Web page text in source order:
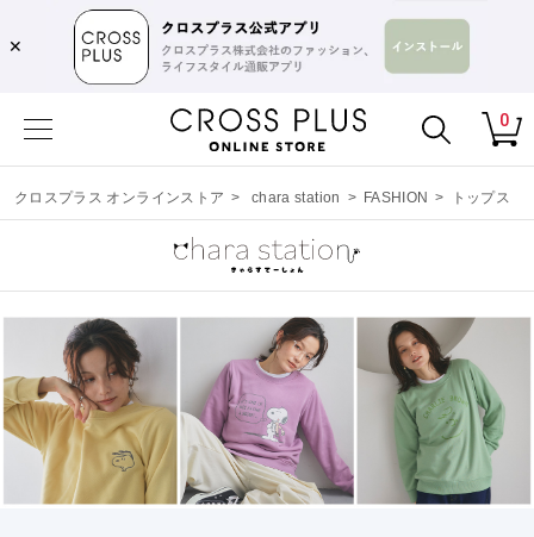
✕
0
クロスプラス オンラインストア > chara station > FASHION > トップス